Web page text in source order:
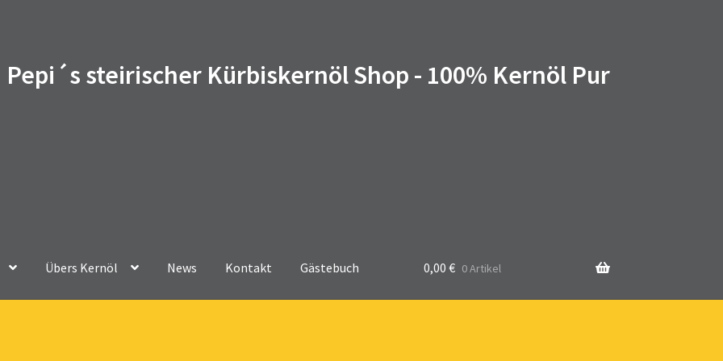
Pepi´s steirischer Kürbiskernöl Shop - 100% Kernöl Pur
Übers Kernöl News Kontakt Gästebuch 0,00 € 0 Artikel